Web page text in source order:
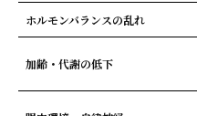
ホルモンバランスの乱れ
加齢・代謝の低下